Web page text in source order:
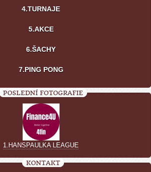
4.TURNAJE
5.AKCE
6.ŠACHY
7.PING PONG
POSLEDNÍ FOTOGRAFIE
1.HANSPAULKA LEAGUE
KONTAKT